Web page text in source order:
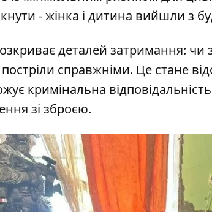
- жінка і дитина вийшли з
деталей затримання: чи
постріли справжніми. Це стане
кримінальна
зі зброєю.